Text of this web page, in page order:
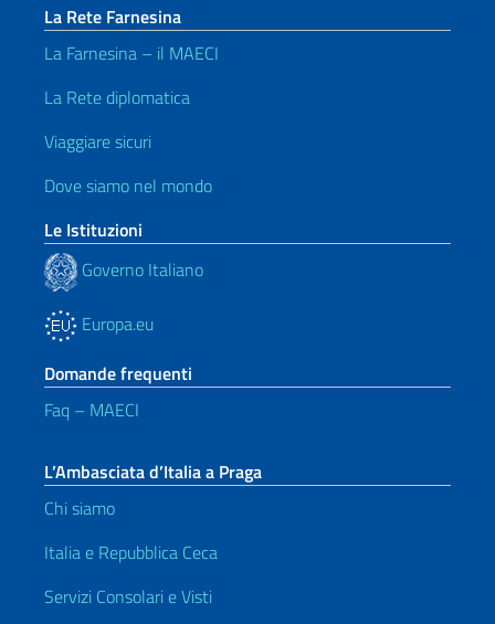
La Rete Farnesina
La Farnesina – il MAECI
La Rete diplomatica
Viaggiare sicuri
Dove siamo nel mondo
Le Istituzioni
Governo Italiano
Europa.eu
Domande frequenti
Faq – MAECI
L’Ambasciata d’Italia a Praga
Chi siamo
Italia e Repubblica Ceca
Servizi Consolari e Visti